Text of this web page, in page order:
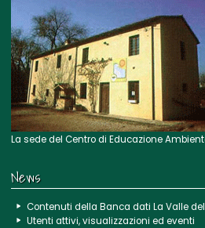
La sede del Centro di Educazione
News
Contenuti della Banca dati La Valle
Utenti attivi, visualizzazioni ed eventi